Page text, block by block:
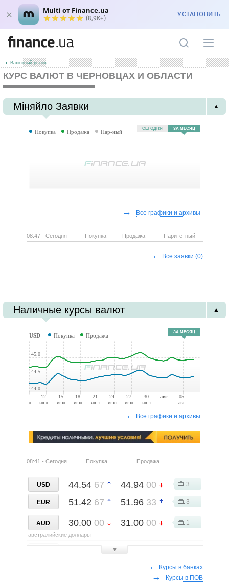
Multi от Finance.ua
(8,9K+) УСТАНОВИТЬ
Валютный рынок
КУРС ВАЛЮТ В ЧЕРНОВЦАХ И ОБЛАСТИ
Міняйло Заявки ▲
ЗА МЕСЯЦ
СЕГОДНЯ
Покупка Продажа Пар-ный
→ Все графики и архивы
08:47 - Сегодня Покупка Продажа Паритетный
→ Все заявки (0)
Наличные курсы валют ▲
ЗА МЕСЯЦ
USD Покупка Продажа
июл
12
июл
15
июл
18
июл
21
июл
24
июл
27
июл
30
июл
авг
05
авг
44.0
44.5
45.0
→ Все графики и архивы
08:41 - Сегодня Покупка Продажа
USD 44.54 67 44.94 00 3
EUR 51.42 67 51.96 33 3
AUD
австралийские доллары
30.00 00 31.00 00 1
00 1
▼
→ Курсы в банках
→ Курсы в ПОВ